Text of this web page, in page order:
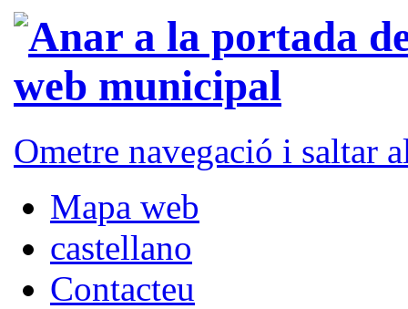
Ometre navegació i saltar
Mapa web
castellano
Contacteu